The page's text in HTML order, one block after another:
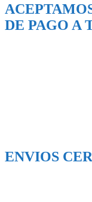
DE PAGO A
ENVIOS